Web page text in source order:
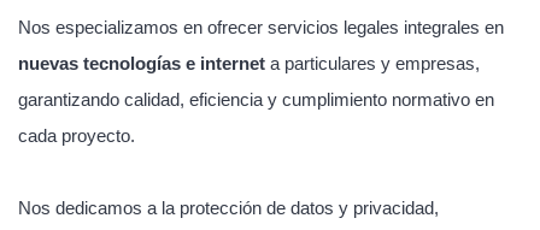
Nos especializamos en ofrecer servicios legales integrales en
nuevas tecnologías e internet a particulares y empresas,
garantizando calidad, eficiencia y cumplimiento normativo en
cada proyecto.
Nos dedicamos a la protección de datos y privacidad,